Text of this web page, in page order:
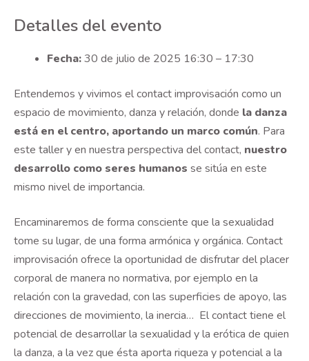
Detalles del evento
Fecha:30 de julio de 2025 16:30 – 17:30
Entendemos y vivimos el contact improvisación como un
espacio de movimiento, danza y relación, donde la danza
está en el centro, aportando un marco común. Para
este taller y en nuestra perspectiva del contact, nuestro
desarrollo como seres humanos se sitúa en este
mismo nivel de importancia.
Encaminaremos de forma consciente que la sexualidad
tome su lugar, de una forma armónica y orgánica. Contact
improvisación ofrece la oportunidad de disfrutar del placer
corporal de manera no normativa, por ejemplo en la
relación con la gravedad, con las superficies de apoyo, las
direcciones de movimiento, la inercia… El contact tiene el
potencial de desarrollar la sexualidad y la erótica de quien
la danza, a la vez que ésta aporta riqueza y potencial a la